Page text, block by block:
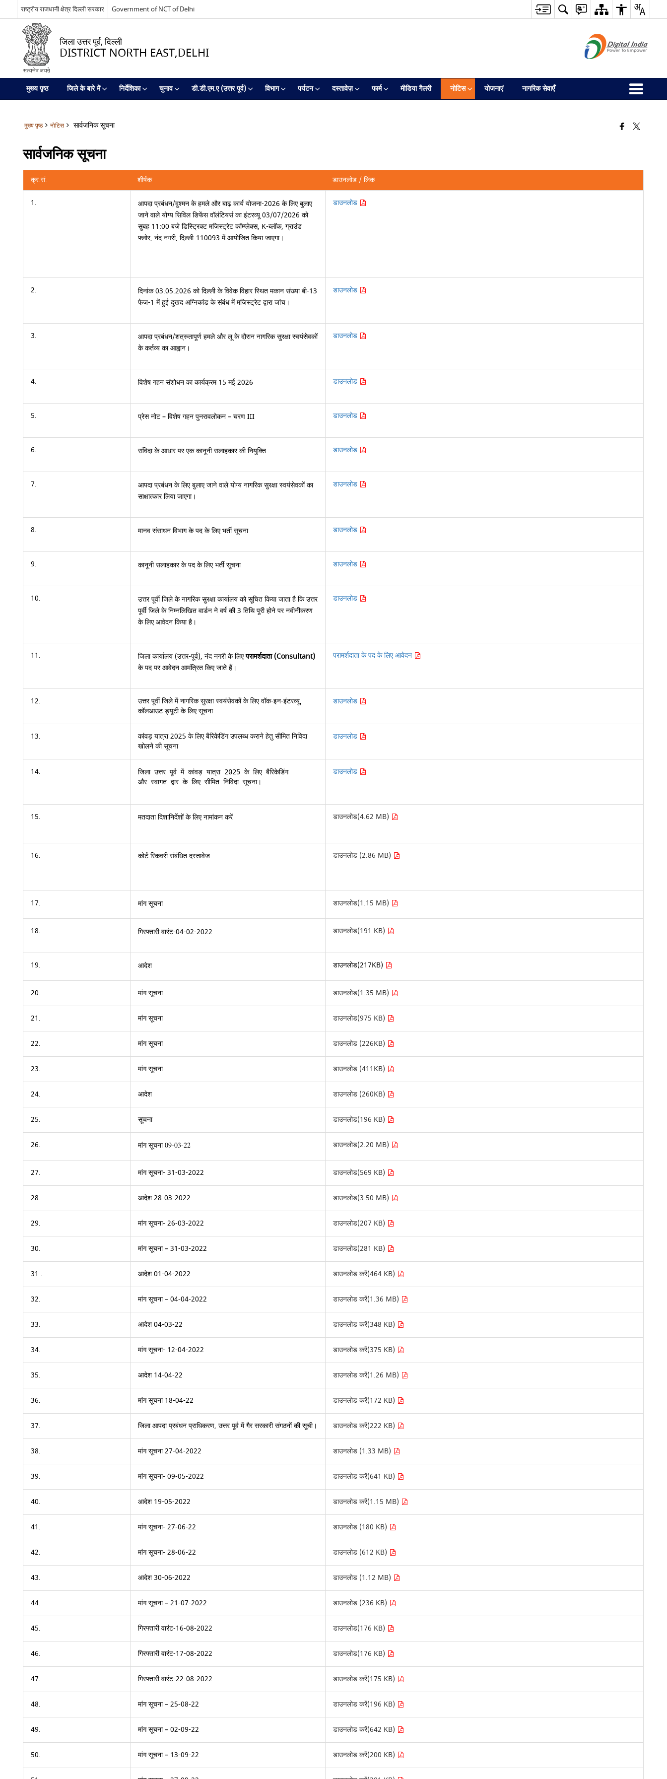
राष्ट्रीय राजधानी क्षेत्र दिल्ली सरकार Government of NCT of Delhi
जिला उत्तर पूर्व, दिल्ली
DISTRICT NORTH EAST,DELHI
मुख्य पृष्ठ जिले के बारे में निर्देशिका चुनाव डी.डी.एम.ए (उत्तर पूर्व) विभाग पर्यटन दस्तावेज़ फार्म मीडिया गैलरी नोटिस योजनाएं नागरिक सेवाएँ
मुख्य पृष्ठ नोटिस सार्वजनिक सूचना
सार्वजनिक सूचना
क्र.सं. शीर्षक डाउनलोड / लिंक
1.
आपदा प्रबंधन/दुश्मन के हमले और बाढ़ कार्य योजना-2026 के लिए बुलाए
जाने वाले योग्य सिविल डिफेंस वॉलंटियर्स का इंटरव्यू 03/07/2026 को
सुबह 11:00 बजे डिस्ट्रिक्ट मजिस्ट्रेट कॉम्प्लेक्स, K-ब्लॉक, ग्राउंड
फ्लोर, नंद नगरी, दिल्ली-110093 में आयोजित किया जाएगा।
डाउनलोड
2.
दिनांक 03.05.2026 को दिल्ली के विवेक विहार स्थित मकान संख्या बी-13
फेज-1 में हुई दुखद अग्निकांड के संबंध में मजिस्ट्रेट द्वारा जांच।
डाउनलोड
3.
आपदा प्रबंधन/शत्रुतापूर्ण हमले और लू के दौरान नागरिक सुरक्षा स्वयंसेवकों
के कर्तव्य का आह्वान।
डाउनलोड
4. विशेष गहन संशोधन का कार्यक्रम 15 मई 2026 डाउनलोड
5. प्रेस नोट – विशेष गहन पुनरावलोकन – चरण III डाउनलोड
6. संविदा के आधार पर एक कानूनी सलाहकार की नियुक्ति डाउनलोड
7.
आपदा प्रबंधन के लिए बुलाए जाने वाले योग्य नागरिक सुरक्षा स्वयंसेवकों का
साक्षात्कार लिया जाएगा।
डाउनलोड
8. मानव संसाधन विभाग के पद के लिए भर्ती सूचना डाउनलोड
9. कानूनी सलाहकार के पद के लिए भर्ती सूचना डाउनलोड
10.
उत्तर पूर्वी जिले के नागरिक सुरक्षा कार्यालय को सूचित किया जाता है कि उत्तर
पूर्वी जिले के निम्नलिखित वार्डन ने वर्ष की 3 तिथि पूरी होने पर नवीनीकरण
के लिए आवेदन किया है।
डाउनलोड
11. जिला कार्यालय (उत्तर-पूर्व), नंद नगरी के लिएपरामर्शदाता (Consultant)
के पद पर आवेदन आमंत्रित किए जाते हैं।
परामर्शदाता के पद के लिए आवेदन
12.
उत्तर पूर्वी जिले में नागरिक सुरक्षा स्वयंसेवकों के लिए वॉक-इन-इंटरव्यू,
कॉलआउट ड्यूटी के लिए सूचना
डाउनलोड
13.
कांवड़ यात्रा 2025 के लिए बैरिकेडिंग उपलब्ध कराने हेतु सीमित निविदा
खोलने की सूचना
डाउनलोड
14.
जिला उत्तर पूर्व में कांवड़ यात्रा 2025 के लिए बैरिकेडिंग
और स्वागत द्वार के लिए सीमित निविदा सूचना।
डाउनलोड
15. मतदाता दिशानिर्देशों के लिए नामांकन करें डाउनलोड(4.62 MB)
16. कोर्ट रिकवरी संबंधित दस्तावेज डाउनलोड (2.86 MB)
17. मांगसूचना डाउनलोड(1.15 MB)
18. गिरफ्तारी वारंट-04-02-2022 डाउनलोड(191 KB)
19. आदेश डाउनलोड(217KB)
20. मांग सूचना डाउनलोड(1.35 MB)
21. मांग सूचना डाउनलोड(975 KB)
22. मांग सूचना डाउनलोड (226KB)
23. मांग सूचना डाउनलोड (411KB)
24. आदेश डाउनलोड (260KB)
25. सूचना डाउनलोड(196 KB)
26. मांग सूचना 09-03-22 डाउनलोड(2.20 MB)
27. मांग सूचना- 31-03-2022 डाउनलोड(569 KB)
28. आदेश 28-03-2022 डाउनलोड(3.50 MB)
29. मांग सूचना- 26-03-2022 डाउनलोड(207 KB)
30. मांग सूचना – 31-03-2022 डाउनलोड(281 KB)
31 . आदेश 01-04-2022 डाउनलोड करें(464 KB)
32. मांग सूचना – 04-04-2022 डाउनलोड करें(1.36 MB)
33. आदेश 04-03-22 डाउनलोड करें(348 KB)
34. मांग सूचना- 12-04-2022 डाउनलोड करें(375 KB)
35. आदेश 14-04-22 डाउनलोड करें(1.26 MB)
36. मांग सूचना 18-04-22 डाउनलोड करें(172 KB)
37. जिला आपदा प्रबंधन प्राधिकरण, उत्तर पूर्व में गैर सरकारी संगठनों की सूची। डाउनलोड करें(222 KB)
38. मांग सूचना 27-04-2022 डाउनलोड (1.33 MB)
39. मांग सूचना- 09-05-2022 डाउनलोड करें(641 KB)
40. आदेश 19-05-2022 डाउनलोड करें(1.15 MB)
41. मांग सूचना- 27-06-22 डाउनलोड (180 KB)
42. मांग सूचना- 28-06-22 डाउनलोड (612 KB)
43. आदेश 30-06-2022 डाउनलोड (1.12 MB)
44. मांग सूचना – 21-07-2022 डाउनलोड (236 KB)
45. गिरफ्तारी वारंट-16-08-2022 डाउनलोड(176 KB)
46. गिरफ्तारी वारंट-17-08-2022 डाउनलोड(176 KB)
47. गिरफ्तारी वारंट-22-08-2022 डाउनलोड करें(175 KB)
48. मांग सूचना – 25-08-22 डाउनलोड करें(196 KB)
49. मांग सूचना – 02-09-22 डाउनलोड करें(642 KB)
50. मांग सूचना – 13-09-22 डाउनलोड करें(200 KB)